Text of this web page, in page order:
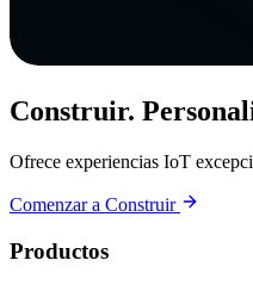
Construir.
Ofrece experiencias IoT
Comenzar a Construir
Productos